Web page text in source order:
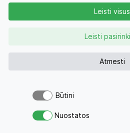
Standartiniai, kokybiški 3–4*
Kruopščiai atrinkti viešbučiai,
pasirinkimas keliautojams,
mėgautis gerai suplanuota kelione.
Kelionės kaina asmeniui, kai
2650 EUR + skrydis
Kelionės kaina asmeniui, kai
Savo svajonių
domėjosi 25 žmonės
Atmesti
Leisti
Leisti visus
Būtini
Nuostatos